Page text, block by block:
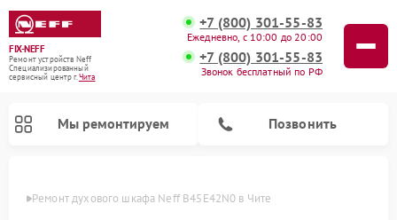
FIX-NEFF
Ремонт устройств Neff
Специализированный
cервисный центр г.Чита
+7 (800) 301-55-83
Ежедневно, с 10:00 до 20:00
+7 (800) 301-55-83
Звонок бесплатный по РФ
Мы ремонтируем Позвонить
Ремонт духового шкафа Neff B45E42N0 в Чите